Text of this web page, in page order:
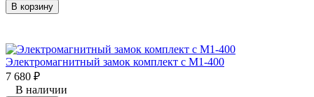
В корзину
Электромагнитный замок комплект с M1-400
7 680 ₽
В наличии